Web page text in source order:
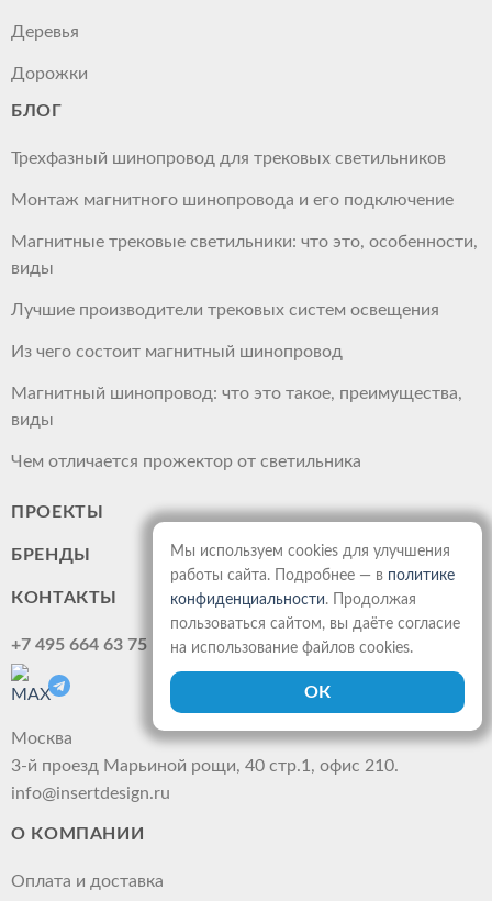
Деревья
Дорожки
БЛОГ
Трехфазный шинопровод для трековых светильников
Монтаж магнитного шинопровода и его подключение
Магнитные трековые светильники: что это, особенности,
виды
Лучшие производители трековых систем освещения
Из чего состоит магнитный шинопровод
Магнитный шинопровод: что это такое, преимущества,
виды
Чем отличается прожектор от светильника
ПРОЕКТЫ
БРЕНДЫ
КОНТАКТЫ
+7 495 664 63 75
Москва
3-й проезд Марьиной рощи, 40 стр.1, офис 210.
info@insertdesign.ru
О КОМПАНИИ
Оплата и доставка
Мы используем cookies для улучшения
работы сайта. Подробнее — в политике
конфиденциальности. Продолжая
пользоваться сайтом, вы даёте согласие
на использование файлов cookies.